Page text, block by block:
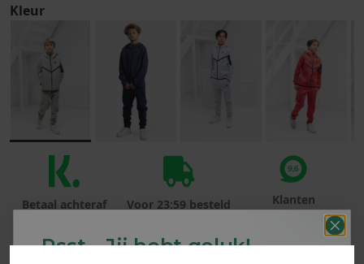
Kleur
Betaal achteraf
Voor 23:59 besteld
Klanten
beoordelen ons
met een 9,6!
Psst... Jij hebt geluk!